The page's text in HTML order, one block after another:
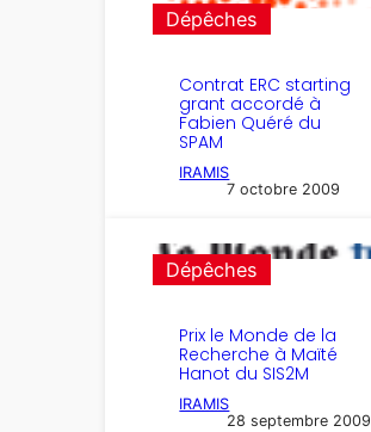
Dépêches
Contrat ERC starting
grant accordé à
Fabien Quéré du
SPAM
IRAMIS
7 octobre 2009
Dépêches
Prix le Monde de la
Recherche à Maïté
Hanot du SIS2M
IRAMIS
28 septembre 2009